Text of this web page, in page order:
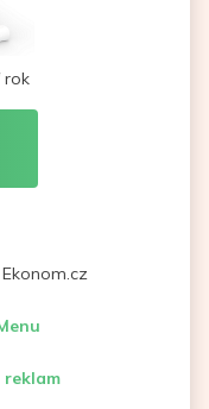
rok
reklam